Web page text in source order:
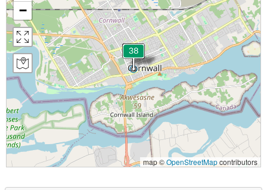
−
map ©OpenStreetMapcontributors